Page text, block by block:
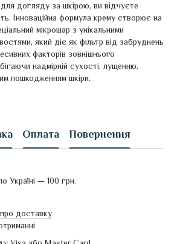
догляду за шкірою, ви відчуєте
Інноваційна формула крему створює на
мікрошар з унікальними
який діє як фільтр від забруднень
факторів зовнішнього
надмірній сухості, лущенню,
пошкодженням шкіри.
Оплата Повернення
Україні — 100 грн.
про доставку